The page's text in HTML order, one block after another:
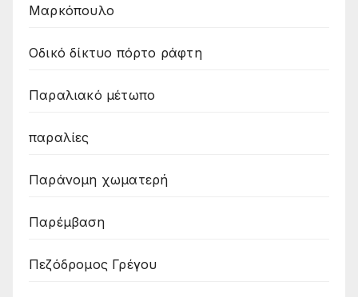
Μαρκόπουλο
Οδικό δίκτυο πόρτο ράφτη
Παραλιακό μέτωπο
παραλίες
Παράνομη χωματερή
Παρέμβαση
Πεζόδρομος Γρέγου